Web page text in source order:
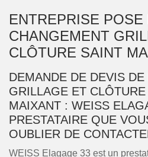
ENTREPRISE POSE
CHANGEMENT
CLÔTURE SAINT
DEMANDE DE DEVIS
GRILLAGE ET
MAIXANT : WEISS
PRESTATAIRE QUE
OUBLIER DE
WEISS Elagage 33 est un